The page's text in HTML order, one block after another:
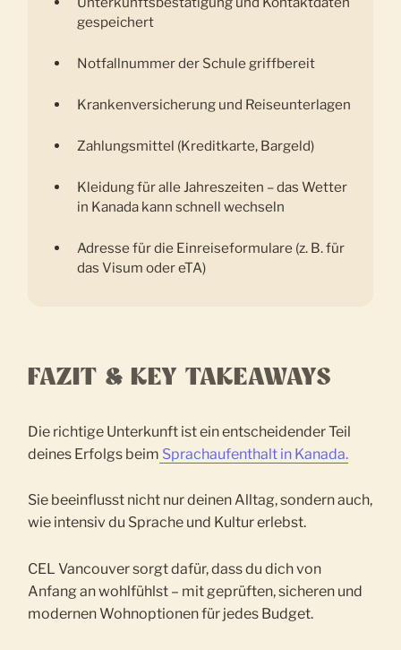
gespeichert
Notfallnummer der Schule griffbereit
Krankenversicherung und Reiseunterlagen
Zahlungsmittel (Kreditkarte, Bargeld)
Kleidung für alle Jahreszeiten – das Wetter
in Kanada kann schnell wechseln
Adresse für die Einreiseformulare (z. B. für
das Visum oder eTA)
FAZIT & KEY TAKEAWAYS
Die richtige Unterkunft ist ein entscheidender Teil
deines Erfolgs beim Sprachaufenthalt in Kanada.
Sie beeinflusst nicht nur deinen Alltag, sondern auch,
wie intensiv du Sprache und Kultur erlebst.
CEL Vancouver sorgt dafür, dass du dich von
Anfang an wohlfühlst – mit geprüften, sicheren und
modernen Wohnoptionen für jedes Budget.